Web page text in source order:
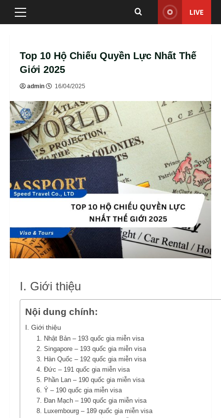
Skip
Primary
LIVE
Top 10 Hộ Chiếu Quyền Lực Nhất Thế
Giới 2025
admin 16/04/2025
I. Giới thiệu
Nội dung chính:
I. Giới thiệu
1. Nhật Bản – 193 quốc gia miễn visa
2. Singapore – 193 quốc gia miễn visa
3. Hàn Quốc – 192 quốc gia miễn visa
4. Đức – 191 quốc gia miễn visa
5. Phần Lan – 190 quốc gia miễn visa
6. Ý – 190 quốc gia miễn visa
7. Đan Mạch – 190 quốc gia miễn visa
8. Luxembourg – 189 quốc gia miễn visa